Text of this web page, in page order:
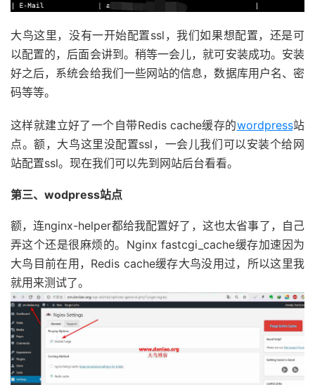
大鸟这里，没有一开始配置ssl，我们如果想配置，还是可
以配置的，后面会讲到。稍等一会儿，就可安装成功。安装
好之后，系统会给我们一些网站的信息，数据库用户名、密
码等等。
这样就建立好了一个自带Redis cache缓存的wordpress站
点。额，大鸟这里没配置ssl，一会儿我们可以安装个给网
站配置ssl。现在我们可以先到网站后台看看。
第三、wodpress站点
额，连nginx-helper都给我配置好了，这也太省事了，自己
弄这个还是很麻烦的。Nginx fastcgi_cache缓存加速因为
大鸟目前在用，Redis cache缓存大鸟没用过，所以这里我
就用来测试了。